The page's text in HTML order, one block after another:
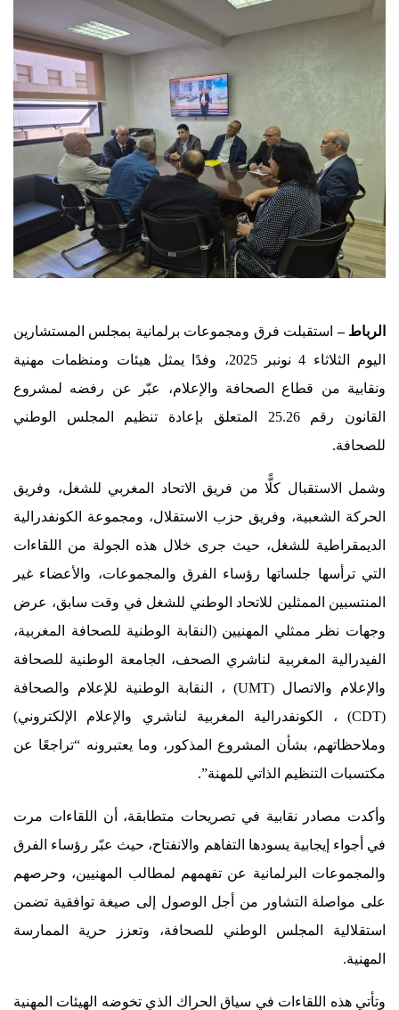
الرباط – استقبلت فرق ومجموعات برلمانية بمجلس المستشارين
اليوم الثلاثاء 4 نونبر 2025، وفدًا يمثل هيئات ومنظمات مهنية
ونقابية من قطاع الصحافة والإعلام، عبّر عن رفضه لمشروع
القانون رقم 25.26 المتعلق بإعادة تنظيم المجلس الوطني
للصحافة.
وشمل الاستقبال كلًّا من فريق الاتحاد المغربي للشغل، وفريق
الحركة الشعبية، وفريق حزب الاستقلال، ومجموعة الكونفدرالية
الديمقراطية للشغل، حيث جرى خلال هذه الجولة من اللقاءات
التي ترأسها جلساتها رؤساء الفرق والمجموعات، والأعضاء غير
المنتسبين الممثلين للاتحاد الوطني للشغل في وقت سابق، عرض
وجهات نظر ممثلي المهنيين (النقابة الوطنية للصحافة المغربية،
الفيدرالية المغربية لناشري الصحف، الجامعة الوطنية للصحافة
والإعلام والاتصال (UMT) ، النقابة الوطنية للإعلام والصحافة
(CDT) ، الكونفدرالية المغربية لناشري والإعلام الإلكتروني)
وملاحظاتهم، بشأن المشروع المذكور، وما يعتبرونه “تراجعًا عن
مكتسبات التنظيم الذاتي للمهنة”.
وأكدت مصادر نقابية في تصريحات متطابقة، أن اللقاءات مرت
في أجواء إيجابية يسودها التفاهم والانفتاح، حيث عبّر رؤساء الفرق
والمجموعات البرلمانية عن تفهمهم لمطالب المهنيين، وحرصهم
على مواصلة التشاور من أجل الوصول إلى صيغة توافقية تضمن
استقلالية المجلس الوطني للصحافة، وتعزز حرية الممارسة
المهنية.
وتأتي هذه اللقاءات في سياق الحراك الذي تخوضه الهيئات المهنية